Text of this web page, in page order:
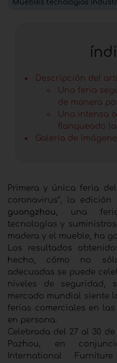
Muebles tecnologías
Descripción del
Una feria
de manera
Una intensa
flanqueado
Galería de
Primera y única feria
coronavirus“, la edición
guangzhou, una
tecnologías y
madera y el mueble, ha
Los resultados
hecho, cómo no
adecuadas se puede
niveles de seguridad,
mercado mundial siente
ferias comerciales en
en persona.
Celebrada del 27 al 30
Pazhou, en
International